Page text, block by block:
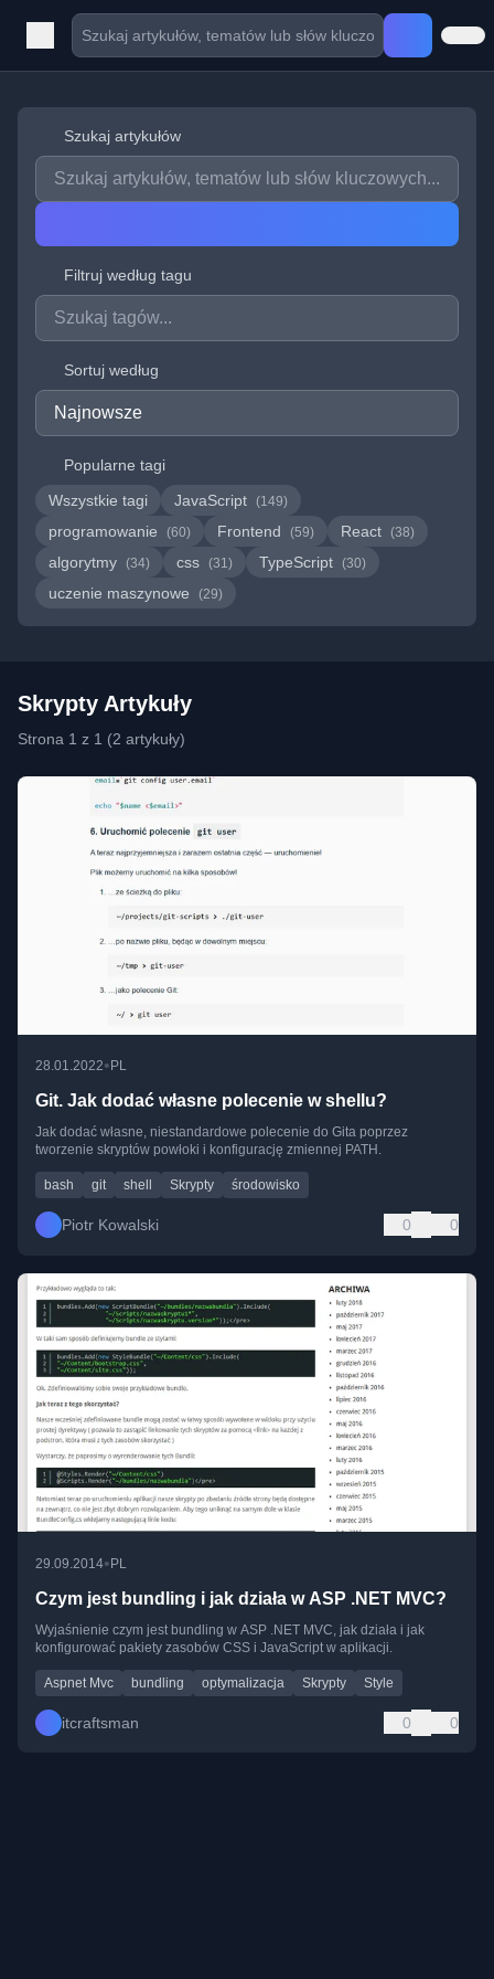
Szukaj artykułów
Filtruj według tagu
Sortuj według
Popularne tagi
Wszystkie tagi
JavaScript (149)
programowanie (60) Frontend (59) React (38)
algorytmy (34) css (31) TypeScript (30)
uczenie maszynowe (29)
Skrypty Artykuły
Strona 1 z 1 (2 artykuły)
28.01.2022• PL
Git. Jak dodać własne polecenie w shellu?
Jak dodać własne, niestandardowe polecenie do Gita poprzez
tworzenie skryptów powłoki i konfigurację zmiennej PATH.
bash git shell Skrypty środowisko
Piotr Kowalski 0 0
29.09.2014•PL
Czym jest bundling i jak działa w ASP .NET MVC?
Wyjaśnienie czym jest bundling w ASP .NET MVC, jak działa i jak
konfigurować pakiety zasobów CSS i JavaScript w aplikacji.
Aspnet Mvc bundling optymalizacja Skrypty Style
itcraftsman 0 0